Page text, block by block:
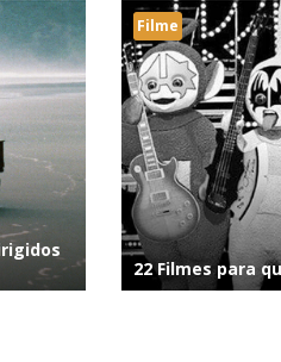
Filme
22 Filmes para